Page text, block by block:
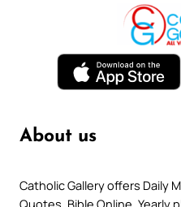
About us
Catholic Gallery offers Daily
Quotes, Bible Online, Yearly